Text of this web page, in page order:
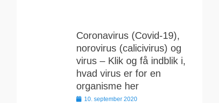
Coronavirus (Covid-19),
norovirus (calicivirus) og
virus – Klik og få indblik i,
hvad virus er for en
organisme her
Udgivet
10. september 2020